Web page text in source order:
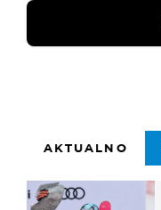
AKTUALNO